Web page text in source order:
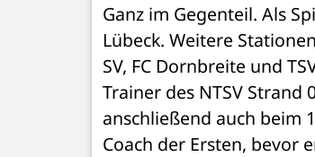
Ganz im Gegenteil. Als
Lübeck. Weitere
SV, FC Dornbreite und
Trainer des NTSV
anschließend auch beim
Coach der Ersten, bevor